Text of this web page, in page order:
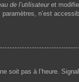
de l’utilisateuret
n’est
soit pas à l’heure.